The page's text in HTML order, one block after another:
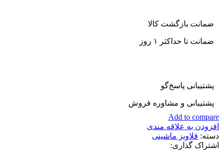
ضمانت بازگشت کالا
ضمانت تا حداکثر ۱ روز
پشتیبانی پاسخ‌گو
پشتیبانی و مشاوره فروش
Add to compare
افزودن به علاقه مندی
دسته: قلاویز ماشینی
اشتراک گذاری: